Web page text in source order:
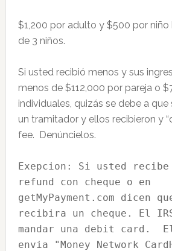
$1,200 por adulto y $500 por niño
de 3 niños.
Si usted recibió menos y sus
menos de $112,000 por pareja o
individuales, quizás se debe a
un tramitador y ellos recibieron y
fee. Denúncielos.
Exepcion: Si usted
refund con cheque o en
getMyPayment.com dicen
recibira un cheque. El
mandar una debit card.
envia "Money Network